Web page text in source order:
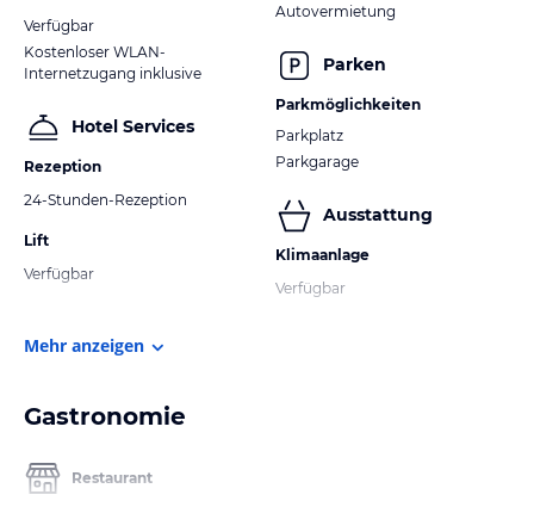
Verfügbar
Kostenloser WLAN-
Internetzugang inklusive
Hotel Services
Rezeption
24-Stunden-Rezeption
Lift
Verfügbar
Autovermietung
Parken
Parkmöglichkeiten
Parkplatz
Parkgarage
Ausstattung
Klimaanlage
Verfügbar
Mehr anzeigen
Gastronomie
Restaurant